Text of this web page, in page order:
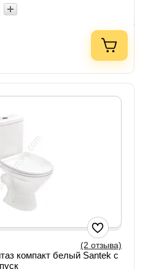
(2 отзыва)
компакт белый Santek с